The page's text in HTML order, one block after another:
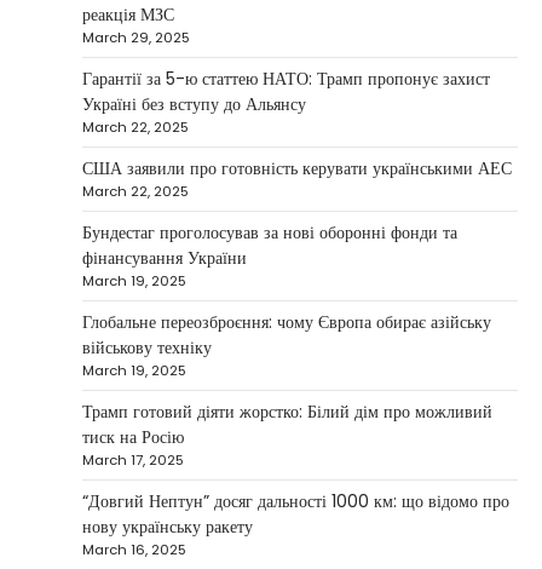
investments that bring results
According to Maksym Krippa, the esports
industry in Ukraine is not just experiencing a
growth…
NEWS
Велика Британія та Норвегія
передадуть Україні безпілотники та
обладнання на $580 мільйонів
Велика Британія та Норвегія оголосили про
спільне фінансування нового оборонного пакета
для України на суму…
NEWS
Investment case study: Maksym Krippa
tells how he built a business empire
Верещагин Ігор April 10, 2025
Between 2023 and early 2025, investor
реакція МЗС
March 29, 2025
Гарантії за 5-ю статтею НАТО: Трамп пропонує захист
Україні без вступу до Альянсу
March 22, 2025
США заявили про готовність керувати українськими АЕС
March 22, 2025
Бундестаг проголосував за нові оборонні фонди та
фінансування України
March 19, 2025
Глобальне переозброєння: чому Європа обирає азійську
військову техніку
March 19, 2025
Трамп готовий діяти жорстко: Білий дім про можливий
тиск на Росію
March 17, 2025
“Довгий Нептун” досяг дальності 1000 км: що відомо про
нову українську ракету
March 16, 2025